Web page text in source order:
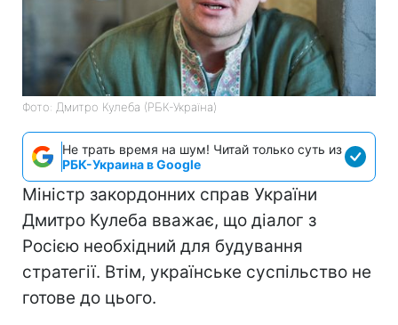
Фото: Дмитро Кулеба (РБК-Україна)
Не трать время на шум! Читай только суть из
РБК-Украина в Google
Міністр закордонних справ України
Дмитро Кулеба вважає, що діалог з
Росією необхідний для будування
стратегії. Втім, українське суспільство не
готове до цього.